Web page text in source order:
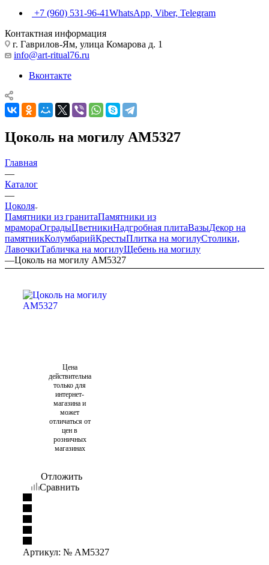
+7 (960) 531-96-41WhatsApp, Viber, Telegram
Контактная информация
г. Гаврилов-Ям, улица Комарова д. 1
info@art-ritual76.ru
Вконтакте
Цоколь на могилу AM5327
Главная
—
Каталог
—
Цоколя
Памятники из гранитаПамятники из
мрамораОградыЦветникиНадгробная плитаВазыДекор на
памятникКолумбарийКрестыПлитка на могилуСтолики,
ЛавочкиТабличка на могилуЩебень на могилу
—Цоколь на могилу AM5327
Цена
действительна
только для
интернет-
магазина и
может
отличаться от
цен в
розничных
магазинах
Отложить
Сравнить
Артикул: № AM5327